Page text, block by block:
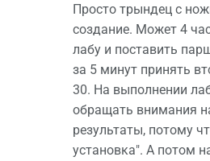
Просто трындец с
создание. Может 4
лабу и поставить
за 5 минут принять
30. На выполнении
обращать внимания
результаты, потому
установка". А потом